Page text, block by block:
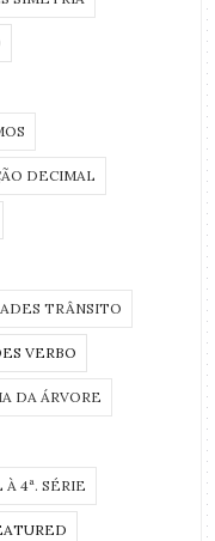
DECIMAL
TRÂNSITO
VERBO
DA ÁRVORE
4ª. SÉRIE